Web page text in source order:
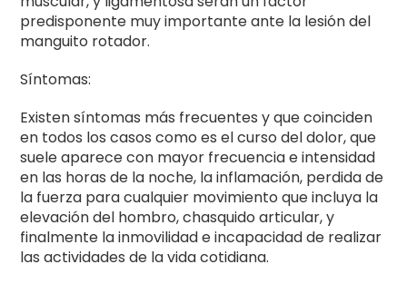
predisponente muy importante ante la lesión del
manguito rotador.
Síntomas:
Existen síntomas más frecuentes y que coinciden
en todos los casos como es el curso del dolor, que
suele aparece con mayor frecuencia e intensidad
en las horas de la noche, la inflamación, perdida de
la fuerza para cualquier movimiento que incluya la
elevación del hombro, chasquido articular, y
finalmente la inmovilidad e incapacidad de realizar
las actividades de la vida cotidiana.